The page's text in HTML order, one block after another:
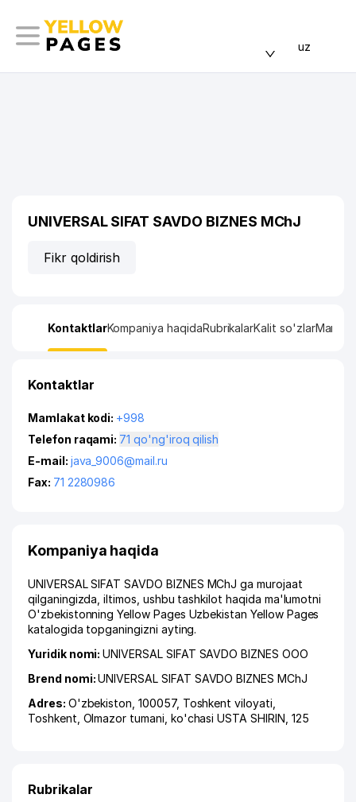
uz
UNIVERSAL SIFAT SAVDO BIZNES MChJ
Fikr qoldirish
KontaktlarKompaniya haqidaRubrikalarKalit so'zlarManzil
Kontaktlar
Mamlakat kodi: +998
Telefon raqami:
71 qo'ng'iroq qilish
E-mail: java_9006@mail.ru
Fax: 71 2280986
Kompaniya haqida
UNIVERSAL SIFAT SAVDO BIZNES MChJ ga murojaat
qilganingizda, iltimos, ushbu tashkilot haqida ma'lumotni
O'zbekistonning Yellow Pages Uzbekistan Yellow Pages
katalogida topganingizni ayting.
Yuridik nomi:UNIVERSAL SIFAT SAVDO BIZNES ООО
Brend nomi:UNIVERSAL SIFAT SAVDO BIZNES MChJ
Adres: O'zbekiston, 100057, Toshkent viloyati
Toshkent Olmazor tumani ko'chasi USTA SHIRIN , 125
Rubrikalar